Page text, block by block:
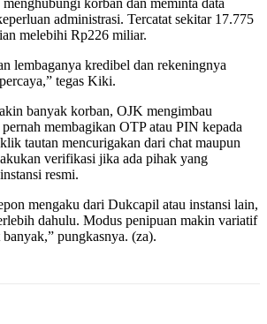
korban dan meminta data
administrasi. Tercatat sekitar 17.775
melebihi Rp226 miliar.
lembaganya kredibel dan rekeningnya
tegas Kiki.
banyak korban, OJK mengimbau
membagikan OTP atau PIN kepada
tautan mencurigakan dari chat maupun
verifikasi jika ada pihak yang
resmi.
mengaku dari Dukcapil atau instansi lain,
dahulu. Modus penipuan makin variatif
pungkasnya. (za).